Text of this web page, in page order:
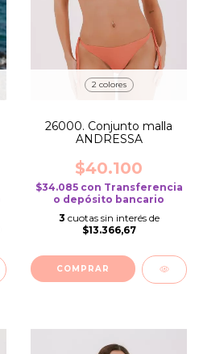
2 colores
26000. Conjunto malla
ANDRESSA
$40.100
$34.085 con Transferencia
o depósito bancario
3 cuotas sin interés de
$13.366,67
COMPRAR